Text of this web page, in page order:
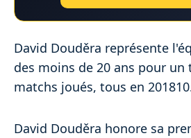
David Douděra représente
des moins de 20 ans pour
matchs joués, tous en
David Douděra honore sa